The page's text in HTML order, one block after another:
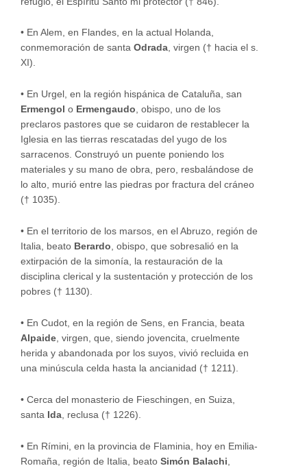
• En Alem, en Flandes, en la actual Holanda,
conmemoración de santa Odrada, virgen († hacia el s.
XI).
• En Urgel, en la región hispánica de Cataluña, san
Ermengol o Ermengaudo, obispo, uno de los
preclaros pastores que se cuidaron de restablecer la
Iglesia en las tierras rescatadas del yugo de los
sarracenos. Construyó un puente poniendo los
materiales y su mano de obra, pero, resbalándose de
lo alto, murió entre las piedras por fractura del cráneo
(† 1035).
• En el territorio de los marsos, en el Abruzo, región de
Italia, beato Berardo, obispo, que sobresalió en la
extirpación de la simonía, la restauración de la
disciplina clerical y la sustentación y protección de los
pobres († 1130).
• En Cudot, en la región de Sens, en Francia, beata
Alpaide, virgen, que, siendo jovencita, cruelmente
herida y abandonada por los suyos, vivió recluida en
una minúscula celda hasta la ancianidad († 1211).
• Cerca del monasterio de Fieschingen, en Suiza,
santa Ida, reclusa († 1226).
• En Rímini, en la provincia de Flaminia, hoy en Emilia-
Romaña, región de Italia, beato Simón Balachi,